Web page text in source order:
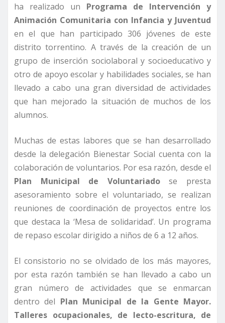
ha realizado un Programa de Intervención y
Animación Comunitaria con Infancia y Juventud
en el que han participado 306 jóvenes de este
distrito torrentino. A través de la creación de un
grupo de inserción sociolaboral y socioeducativo y
otro de apoyo escolar y habilidades sociales, se han
llevado a cabo una gran diversidad de actividades
que han mejorado la situación de muchos de los
alumnos.
Muchas de estas labores que se han desarrollado
desde la delegación Bienestar Social cuenta con la
colaboración de voluntarios. Por esa razón, desde el
Plan Municipal de Voluntariadose presta
asesoramiento sobre el voluntariado, se realizan
reuniones de coordinación de proyectos entre los
que destaca la ‘Mesa de solidaridad’. Un programa
de repaso escolar dirigido a niños de 6 a 12 años.
El consistorio no se olvidado de los más mayores,
por esta razón también se han llevado a cabo un
gran número de actividades que se enmarcan
dentro del Plan Municipal de la Gente Mayor.
Talleres ocupacionales, de lecto-escritura, de